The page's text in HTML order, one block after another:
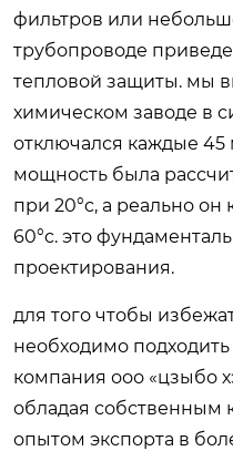
фильтров или
трубопроводе
тепловой защиты. мы
химическом заводе в
отключался каждые 45
мощность была
при 20°c, а реально
60°c. это
проектирования.
для того чтобы
необходимо
компания ооо «цзыбо
обладая собственным
опытом экспорта в